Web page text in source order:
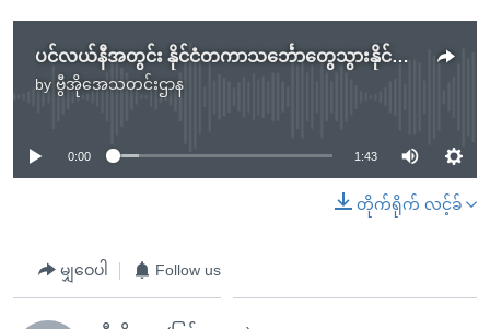
ပင်လယ်နီအတွင်း နိုင်ငံတကာသင်္ဘောတွေသွားနိုင်ဖို့ ကန်ဦးဆောင်ပြီး လုံခြုံရေးတာဝန်ယူနေ
by ဗွီအိုအေသတင်းဌာန
No media source currently available
0:00 1:43
တိုက်ရိုက် လင့်ခ်
မျှဝေပါ Follow us